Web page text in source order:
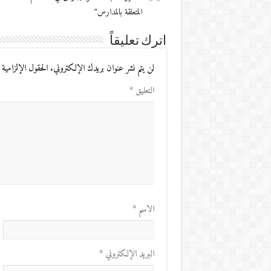
المتعلقة بالمدارس”
اترك تعليقاً
لن يتم نشر عنوان بريدك الإلكتروني. الحقول
التعليق*
الاسم*
البريد الإلكتروني*